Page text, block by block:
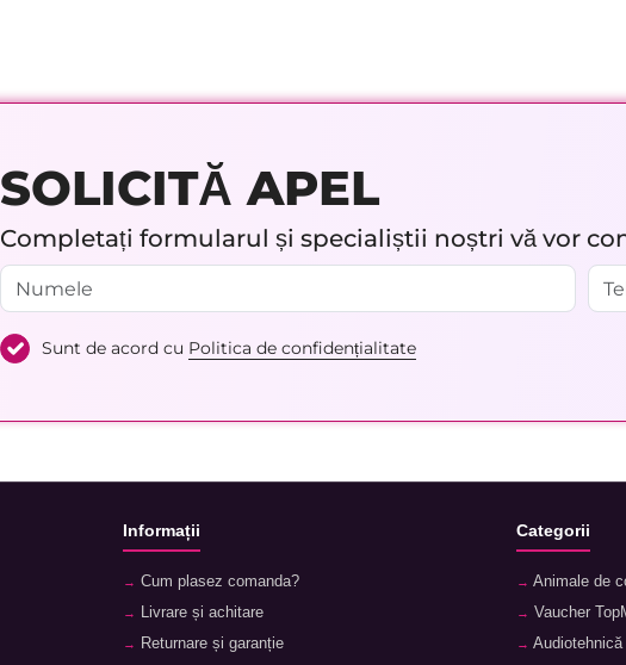
SOLICITĂ APEL
Completați formularul și specialiștii noștri vă vor
Sunt de acord cu Politica de confidențialitate
Informații
Cum plasez comanda?
Livrare și achitare
Returnare și garanție
Categorii
Animale de
Vaucher
Audiotehnică